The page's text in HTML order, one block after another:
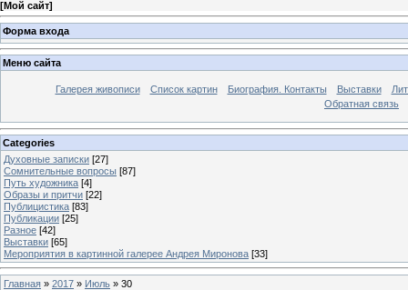
[Мой сайт]
Форма входа
Меню сайта
Галерея живописи Список картин Биография. Контакты Выставки
Обратная связь
Categories
Духовные записки [27]
Сомнительные вопросы [87]
Путь художника [4]
Образы и притчи [22]
Публицистика [83]
Публикации [25]
Разное [42]
Выставки [65]
Мероприятия в картинной галерее Андрея Миронова [33]
Главная » 2017 » Июль » 30